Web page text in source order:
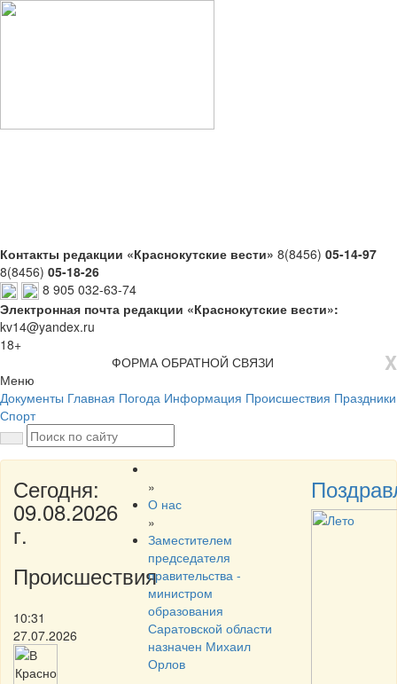
Контакты редакции «Краснокутские вести» 8(8456) 05-14-97
8(8456) 05-18-26
8 905 032-63-74
Электронная почта редакции «Краснокутские вести»:
kv14@yandex.ru
18+
X
ФОРМА ОБРАТНОЙ СВЯЗИ
Меню
Документы Главная Погода Информация Происшествия Праздники
Спорт
Сегодня:
09.08.2026
г.
Происшествия
10:31
27.07.2026
»
О нас
»
Заместителем
председателя
правительства -
министром
образования
Саратовской области
назначен Михаил
Орлов